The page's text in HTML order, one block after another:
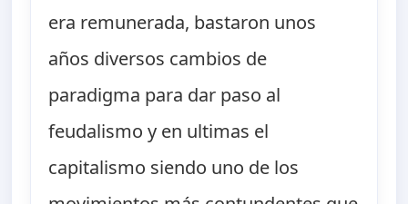
era remunerada, bastaron unos
años diversos cambios de
paradigma para dar paso al
feudalismo y en ultimas el
capitalismo siendo uno de los